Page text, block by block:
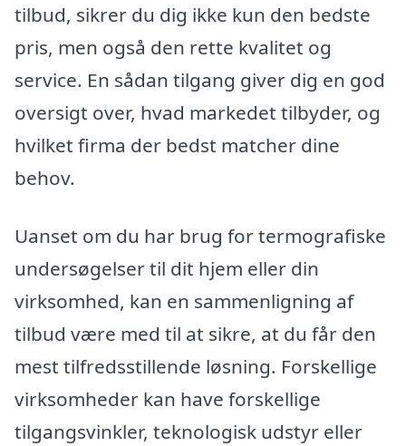
tilbud, sikrer du dig ikke kun den bedste
pris, men også den rette kvalitet og
service. En sådan tilgang giver dig en god
oversigt over, hvad markedet tilbyder, og
hvilket firma der bedst matcher dine
behov.
Uanset om du har brug for termografiske
undersøgelser til dit hjem eller din
virksomhed, kan en sammenligning af
tilbud være med til at sikre, at du får den
mest tilfredsstillende løsning. Forskellige
virksomheder kan have forskellige
tilgangsvinkler, teknologisk udstyr eller